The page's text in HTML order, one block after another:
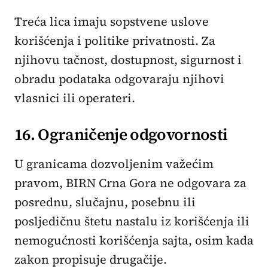
Treća lica imaju sopstvene uslove
korišćenja i politike privatnosti. Za
njihovu tačnost, dostupnost, sigurnost i
obradu podataka odgovaraju njihovi
vlasnici ili operateri.
16. Ograničenje odgovornosti
U granicama dozvoljenim važećim
pravom, BIRN Crna Gora ne odgovara za
posrednu, slučajnu, posebnu ili
posljedičnu štetu nastalu iz korišćenja ili
nemogućnosti korišćenja sajta, osim kada
zakon propisuje drugačije.